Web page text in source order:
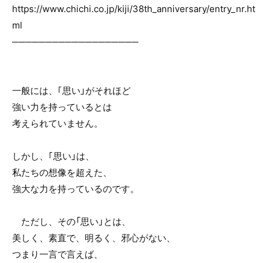
https://www.chichi.co.jp/kiji/38th_anniversary/entry_nr.ht
ml
───────────────────
一般には、｢思い」がそれほど
強い力を持っているとは
考えられていません。
しかし、｢思い」は、
私たちの想像を超えた、
強大な力を持っているのです。
ただし、その「思い」とは、
美しく、素直で、明るく、邪心がない、
つまり一言で言えば、